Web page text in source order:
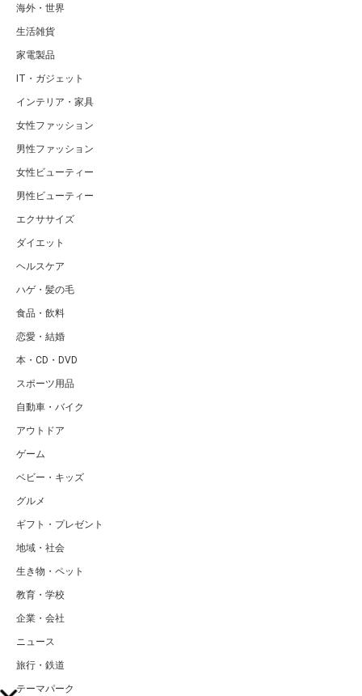
海外・世界
生活雑貨
家電製品
IT・ガジェット
インテリア・家具
女性ファッション
男性ファッション
女性ビューティー
男性ビューティー
エクササイズ
ダイエット
ヘルスケア
ハゲ・髪の毛
食品・飲料
恋愛・結婚
本・CD・DVD
スポーツ用品
自動車・バイク
アウトドア
ゲーム
ベビー・キッズ
グルメ
ギフト・プレゼント
地域・社会
生き物・ペット
教育・学校
企業・会社
ニュース
旅行・鉄道
テーマパーク